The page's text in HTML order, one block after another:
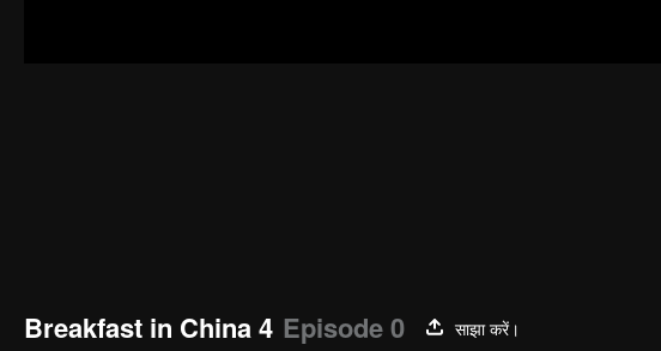
Breakfast in China 4 Episode 0
साझा करें।